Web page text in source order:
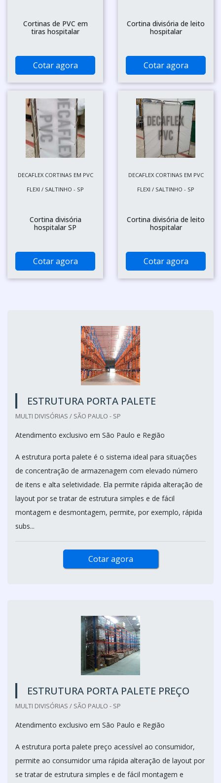
Cortinas de PVC em
tiras hospitalar
Cotar agora
Cortina divisória de leito
hospitalar
Cotar agora
DECAFLEX CORTINAS EM PVC
FLEXI / SALTINHO - SP
Cortina divisória
hospitalar SP
Cotar agora
DECAFLEX CORTINAS EM PVC
FLEXI / SALTINHO - SP
Cortina divisória de leito
hospitalar
Cotar agora
ESTRUTURA PORTA PALETE
MULTI DIVISÓRIAS / SÃO PAULO - SP
Atendimento exclusivo em São Paulo e Região
A estrutura porta palete é o sistema ideal para situações
de concentração de armazenagem com elevado número
de itens e alta seletividade. Ela permite rápida alteração de
layout por se tratar de estrutura simples e de fácil
montagem e desmontagem, permite, por exemplo, rápida
subs...
Cotar agora
ESTRUTURA PORTA PALETE PREÇO
MULTI DIVISÓRIAS / SÃO PAULO - SP
Atendimento exclusivo em São Paulo e Região
A estrutura porta palete preço acessível ao consumidor,
permite ao consumidor uma rápida alteração de layout por
se tratar de estrutura simples e de fácil montagem e